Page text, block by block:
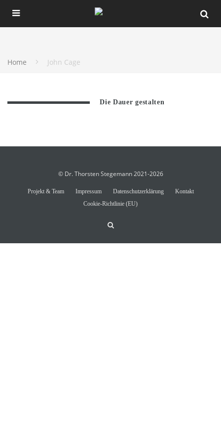
Home John Cage
Die Dauer gestalten
© Dr. Thorsten Stegemann 2021-2026
Projekt & Team Impressum Datenschutzerklärung
Kontakt
Cookie-Richtlinie (EU)